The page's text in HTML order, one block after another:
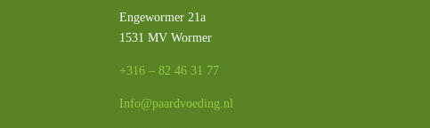
Engewormer 21a
1531 MV Wormer
+316 – 82 46 31 77
Info@paardvoeding.nl